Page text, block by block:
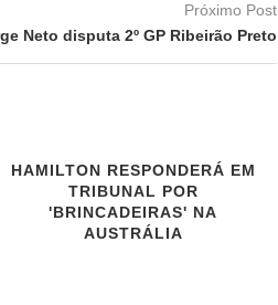
Próximo Post
Neto disputa 2º GP Ribeirão Preto
HAMILTON RESPONDERÁ EM
TRIBUNAL POR
'BRINCADEIRAS' NA
AUSTRÁLIA